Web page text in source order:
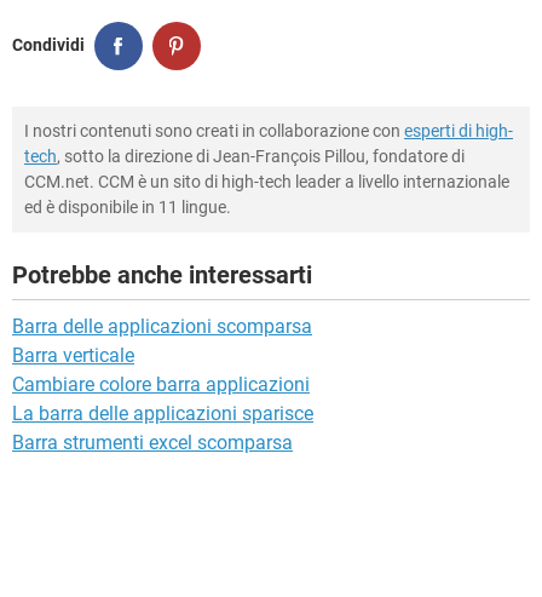
Condividi
I nostri contenuti sono creati in collaborazione con esperti di high-
tech, sotto la direzione di Jean-François Pillou, fondatore di
CCM.net. CCM è un sito di high-tech leader a livello internazionale
ed è disponibile in 11 lingue.
Potrebbe anche interessarti
Barra delle applicazioni scomparsa
Barra verticale
Cambiare colore barra applicazioni
La barra delle applicazioni sparisce
Barra strumenti excel scomparsa